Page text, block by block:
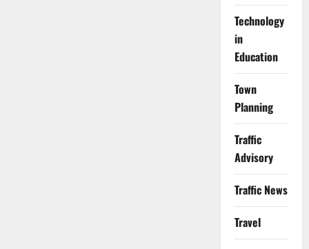
Technology
in
Education
Town
Planning
Traffic
Advisory
Traffic News
Travel